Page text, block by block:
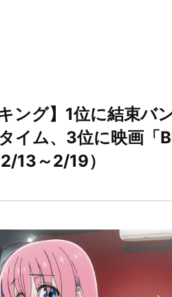
ング】1位に結束
イム、3位に映画「
13～2/19）